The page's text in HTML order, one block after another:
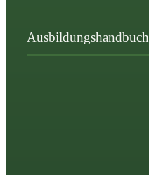
Ausbildungshandbuch